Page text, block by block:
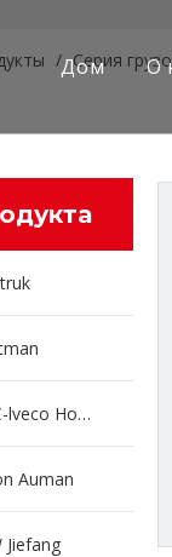
Дом О
/ Серия
Серия грузовиков SAIC-lveco Hongyan
Auman
Jiefang